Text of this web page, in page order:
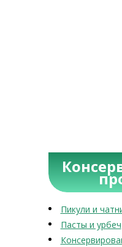
Пикули и
Пасты и урбеч